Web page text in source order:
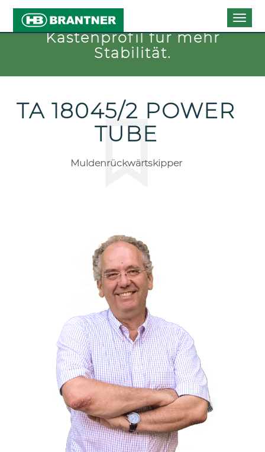
Mulde mit massivem
Kastenprofil für mehr
Stabilität.
TA 18045/2 POWER
TUBE
Muldenrückwärtskipper